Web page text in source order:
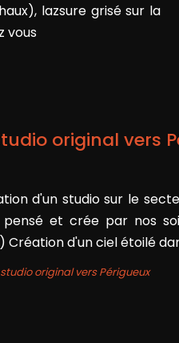
lazsure grisé sur la
vous
original vers
d'un studio sur le
et crée par nos
Création d'un ciel étoilé
original vers Périgueux